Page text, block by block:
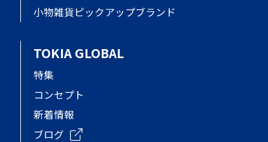
小物雑貨ピックアップブランド
TOKIA GLOBAL
特集
コンセプト
新着情報
ブログ